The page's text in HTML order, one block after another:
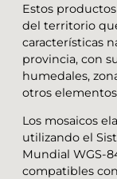
Estos
del territorio
características
provincia, con
humedales,
otros
Los mosaicos
utilizando el
Mundial WGS-
compatibles